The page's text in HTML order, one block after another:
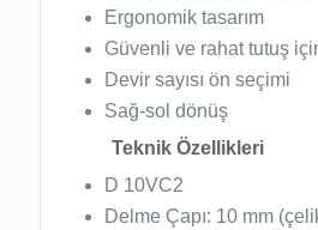
Ergonomik tasarım
Güvenli ve rahat tutuş
Devir sayısı ön seçimi
Sağ-sol dönüş
Teknik Özellikleri
D 10VC2
Delme Çapı: 10 mm